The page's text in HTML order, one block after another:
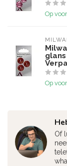
Op
Op
Of